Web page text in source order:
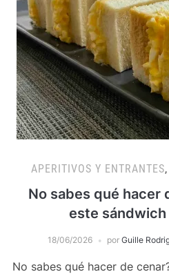
APERITIVOS Y ENTRANTES,
No sabes qué hacer
este sándwich
18/06/2026 por Guille
No sabes qué hacer de